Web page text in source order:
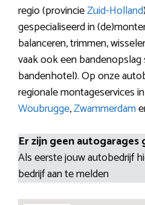
regio (provincieZuid-Holland
gespecialiseerd in
balanceren, trimmen,
vaak ook een
bandenhotel). Op onze
regionale montageservices in
Woubrugge,Zwammerdam
Er zijn geen autogarages
Als eerste jouw autobedrijf
bedrijf aan te melden